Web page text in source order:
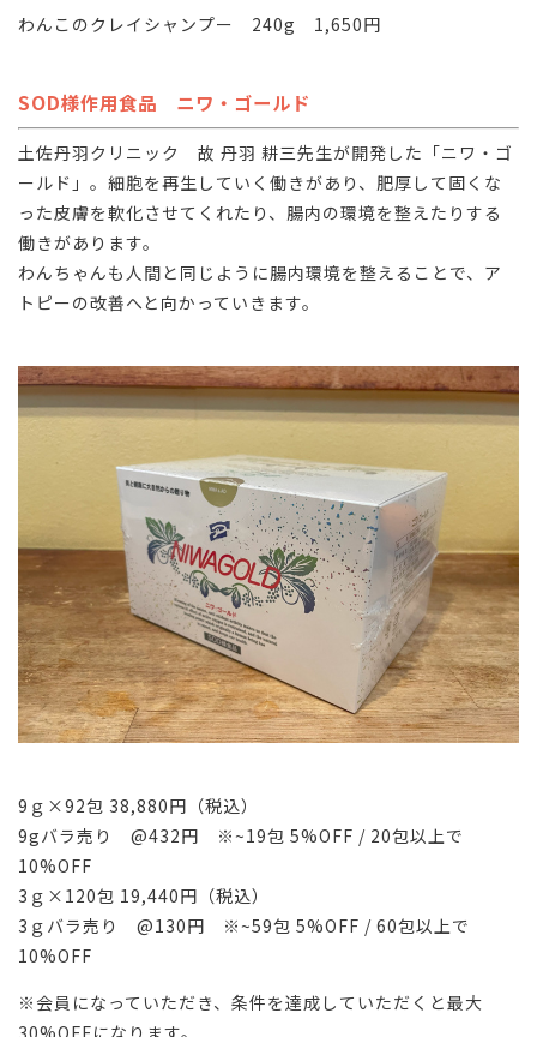
わんこのクレイシャンプー 240g 1,650円
SOD様作用食品 ニワ・ゴールド
土佐丹羽クリニック 故 丹羽 耕三先生が開発した「ニワ・ゴ
ールド」。細胞を再生していく働きがあり、肥厚して固くな
った皮膚を軟化させてくれたり、腸内の環境を整えたりする
働きがあります。
わんちゃんも人間と同じように腸内環境を整えることで、ア
トピーの改善へと向かっていきます。
9ｇ×92包 38,880円（税込）
9gバラ売り @432円 ※~19包 5%OFF / 20包以上で
10%OFF
3ｇ×120包 19,440円（税込）
3ｇバラ売り @130円 ※~59包 5%OFF / 60包以上で
10%OFF
※会員になっていただき、条件を達成していただくと最大
30%OFFになります。